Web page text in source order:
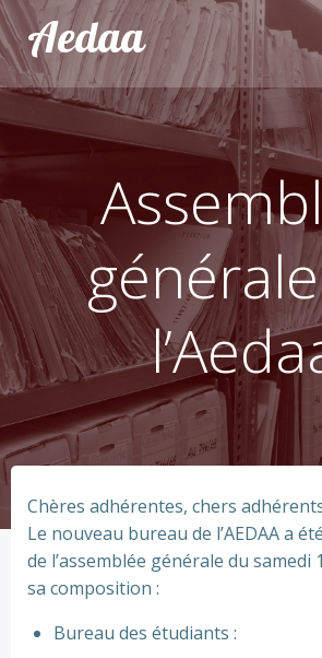
Aller
au
contenu
Aedaa
Chères adhérentes, chers
Le nouveau bureau de l’AEDAA a
de l’assemblée générale du samedi
sa composition :
Bureau des étudiants :